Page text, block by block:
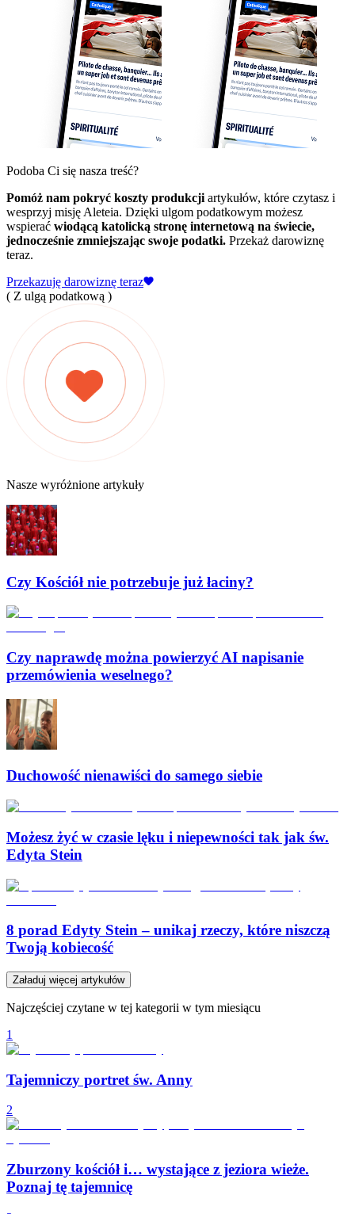
Podoba Ci się nasza treść?
Pomóż nam pokryć koszty produkcji artykułów, które czytasz i
wesprzyj misję Aleteia. Dzięki ulgom podatkowym możesz
wspierać wiodącą katolicką stronę internetową na świecie,
jednocześnie zmniejszając swoje podatki. Przekaż darowiznę
teraz.
Przekazuję darowiznę teraz
( Z ulgą podatkową )
Nasze wyróżnione artykuły
Czy Kościół nie potrzebuje już łaciny?
Czy naprawdę można powierzyć AI napisanie
przemówienia weselnego?
Duchowość nienawiści do samego siebie
Możesz żyć w czasie lęku i niepewności tak jak św.
Edyta Stein
8 porad Edyty Stein – unikaj rzeczy, które niszczą
Twoją kobiecość
Załaduj więcej artykułów
Najczęściej czytane w tej kategorii w tym miesiącu
1
Tajemniczy portret św. Anny
2
Zburzony kościół i… wystające z jeziora wieże.
Poznaj tę tajemnicę